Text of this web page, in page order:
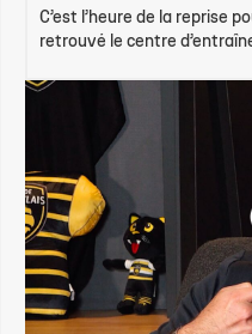
C’est l’heure de la reprise
retrouvé le centre